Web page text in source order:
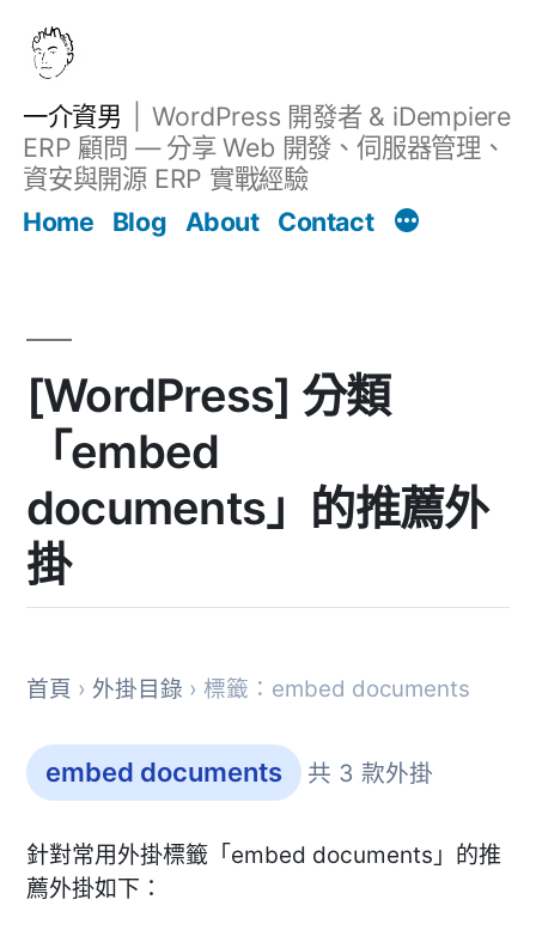
一介資男
WordPress 開發者 & iDempiere
ERP 顧問 — 分享 Web 開發、伺服器管理、
資安與開源 ERP 實戰經驗
Home
Blog About Contact
[WordPress] 分類
「embed
documents」的推薦外
掛
首頁 › 外掛目錄 › 標籤：embed documents
embed documents 共 3 款外掛
針對常用外掛標籤「embed documents」的推
薦外掛如下：
文章 Filter